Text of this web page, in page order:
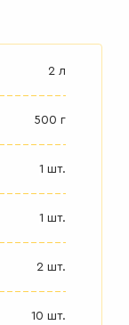
2 л
500 г
1 шт.
1 шт.
2 шт.
10 шт.